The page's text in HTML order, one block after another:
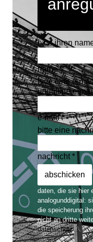
bitte ihren
name *
bitte eine e-
ungültige e-
e-mail *
bitte eine
nachricht *
daten, die sie hier
analogunddigital:
die speicherung
nicht an dritte
datenschutz…